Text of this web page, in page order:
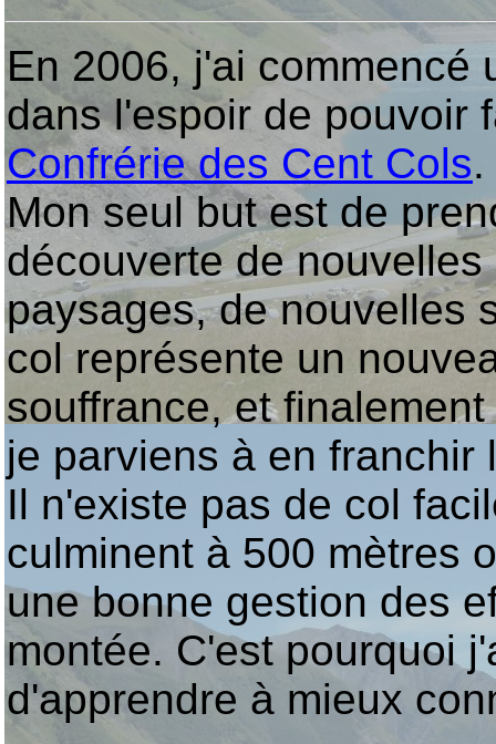
En 2006, j'ai commencé
dans l'espoir de pouvoir
Confrérie des Cent Cols.
Mon seul but est de
découverte de
paysages, de nouvelles
col représente un
souffrance, et
je parviens à en franchir
Il n'existe pas de col
culminent à 500 mètres
une bonne gestion des
montée. C'est pourquoi
d'apprendre à mieux